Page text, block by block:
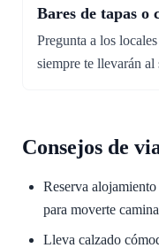
Bares de tapas o
Pregunta a los
siempre te llevarán
Consejos de
Reserva
para moverte
Lleva calzado